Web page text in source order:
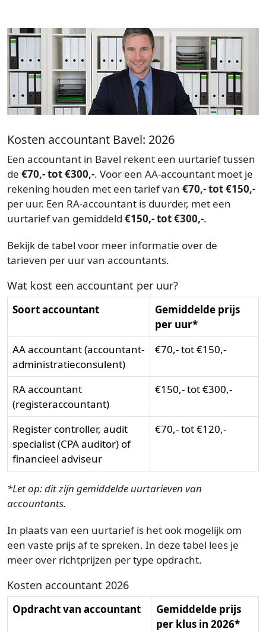
Kosten accountant Bavel: 2026
Een accountant in Bavel rekent een uurtarief tussen
de €70,- tot €300,-. Voor een AA-accountant moet je
rekening houden met een tarief van €70,- tot €150,-
per uur. Een RA-accountant is duurder, met een
uurtarief van gemiddeld €150,- tot €300,-.
Bekijk de tabel voor meer informatie over de
tarieven per uur van accountants.
Wat kost een accountant per uur?
Soort accountant
Gemiddelde prijs
per uur*
AA accountant (accountant-
administratieconsulent)
€70,- tot €150,-
RA accountant
(registeraccountant)
€150,- tot €300,-
Register controller, audit
specialist (CPA auditor) of
financieel adviseur
€70,- tot €120,-
*Let op: dit zijn gemiddelde uurtarieven van
accountants.
In plaats van een uurtarief is het ook mogelijk om
een vaste prijs af te spreken. In deze tabel lees je
meer over richtprijzen per type opdracht.
Kosten accountant 2026
Opdracht van accountant
Gemiddelde prijs
per klus in 2026*